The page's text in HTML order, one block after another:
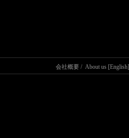
会社概要 / About us [English]